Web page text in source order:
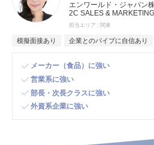
エンワールド・ジャパン
2C SALES & MARKETING
担当エリア 関東
模擬面接あり 企業とのパイプに自信あり
メーカー（食品）に強い
営業系に強い
部長・次長クラスに強い
外資系企業に強い